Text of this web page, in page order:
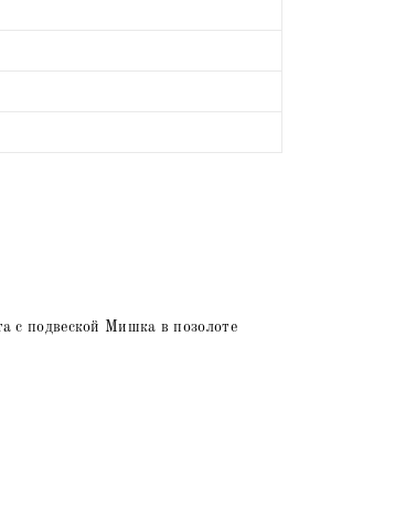
с подвеской Мишка в позолоте